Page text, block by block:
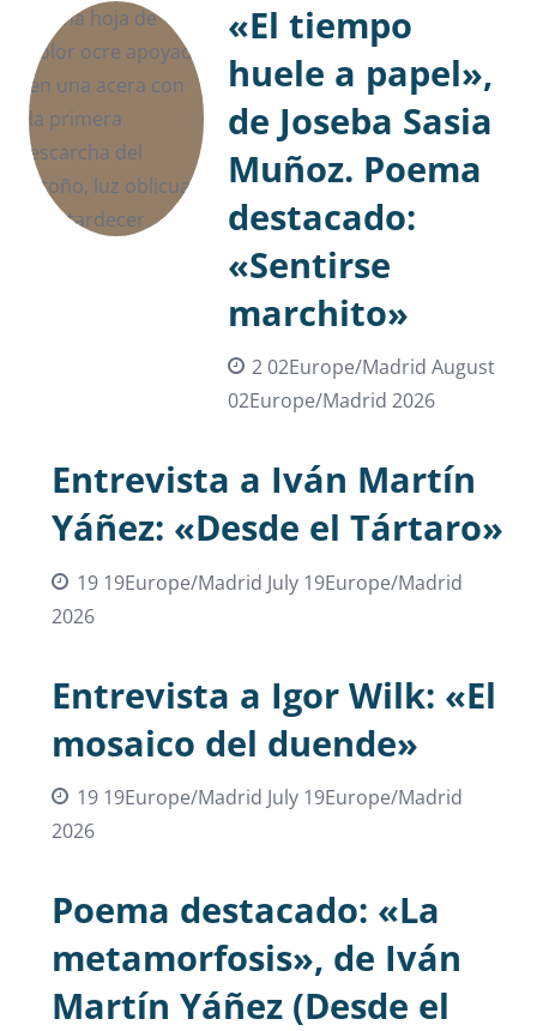
«El tiempo
huele a papel»,
de Joseba Sasia
Muñoz. Poema
destacado:
«Sentirse
marchito»
2 02Europe/Madrid August
02Europe/Madrid 2026
Entrevista a Iván Martín
Yáñez: «Desde el Tártaro»
19 19Europe/Madrid July 19Europe/Madrid
2026
Entrevista a Igor Wilk: «El
mosaico del duende»
19 19Europe/Madrid July 19Europe/Madrid
2026
Poema destacado: «La
metamorfosis», de Iván
Martín Yáñez (Desde el